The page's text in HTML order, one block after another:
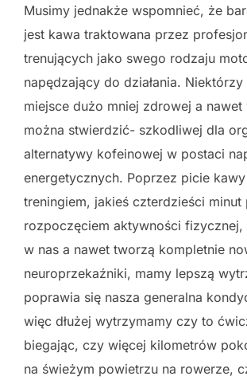
Musimy jednakże wspomnieć, że
jest kawa traktowana przez
trenujących jako swego rodzaju
napędzający do działania.
miejsce dużo mniej zdrowej a nawet
można stwierdzić- szkodliwej dla
alternatywy kofeinowej w postaci
energetycznych. Poprzez picie
treningiem, jakieś czterdzieści minut
rozpoczęciem aktywności fizycznej,
w nas a nawet tworzą kompletnie
neuroprzekaźniki, mamy lepszą
poprawia się nasza generalna
więc dłużej wytrzymamy czy to
biegając, czy więcej kilometrów
na świeżym powietrzu na rowerze,